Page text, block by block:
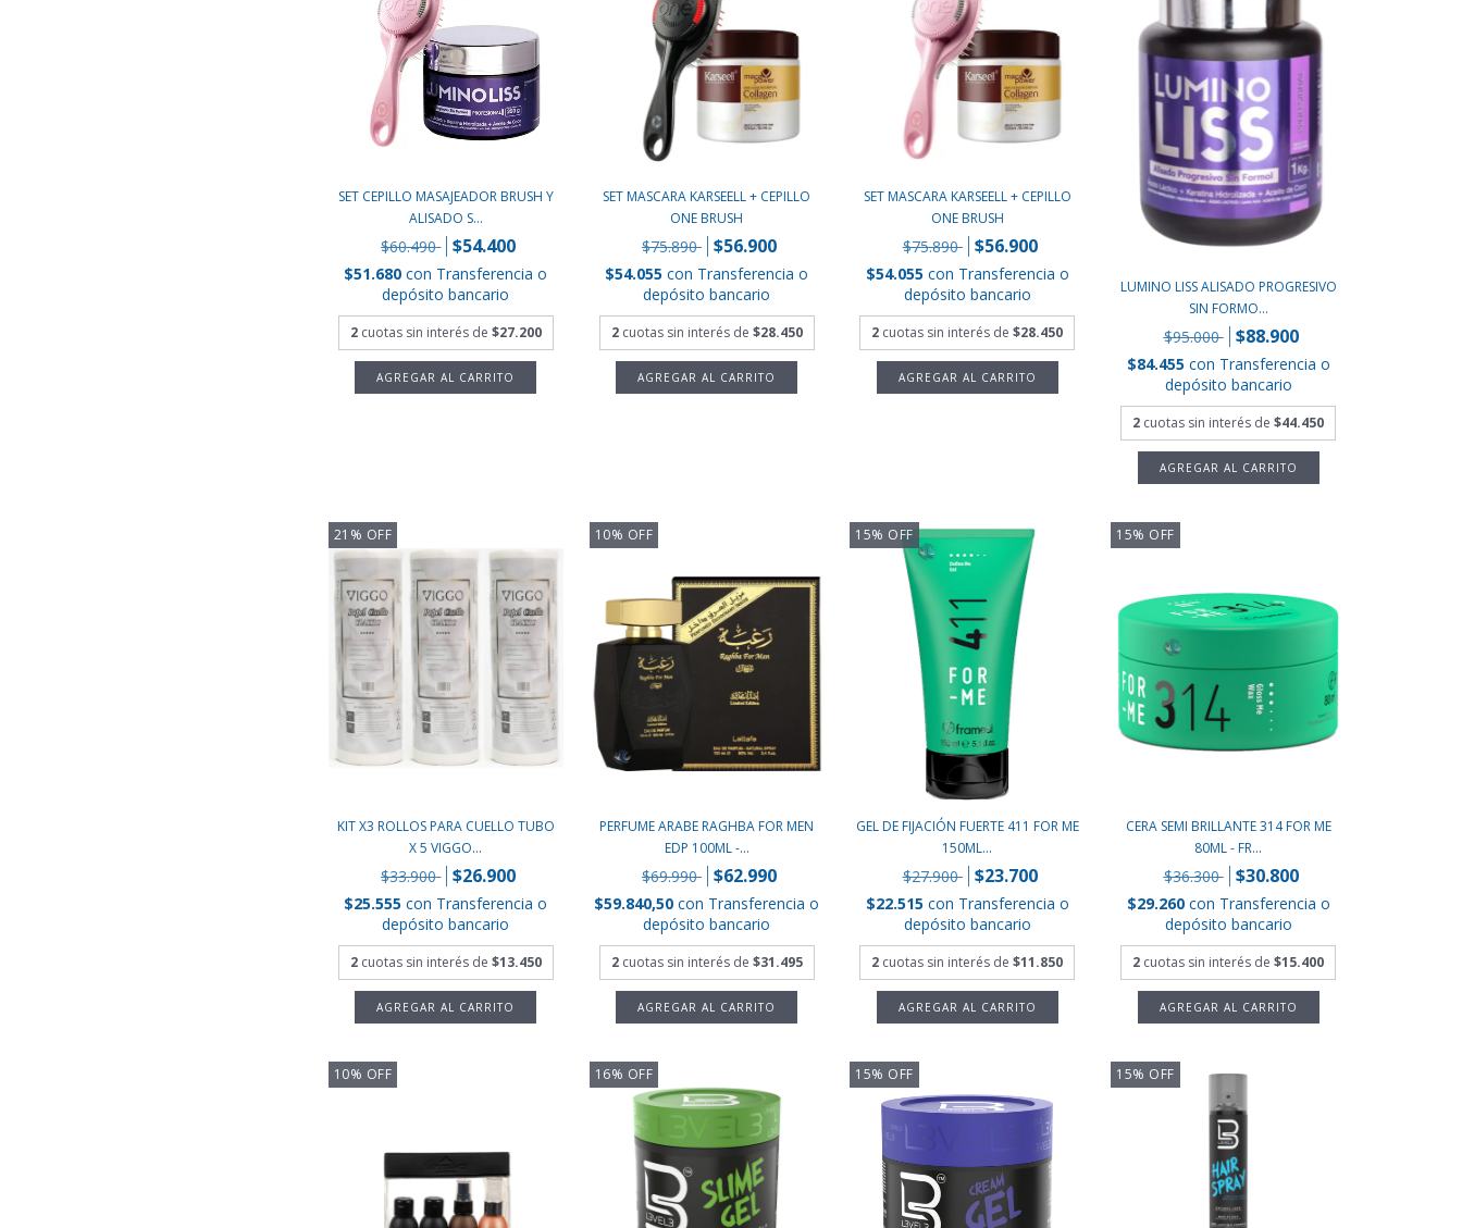
SET CEPILLO MASAJEADOR BRUSH Y
ALISADO S...
$60.490 $54.400
$51.680con Transferencia o
depósito bancario
2 cuotas sin interés de $27.200
SET MASCARA KARSEELL + CEPILLO
ONE BRUSH
$75.890 $56.900
$54.055con Transferencia o
depósito bancario
2 cuotas sin interés de $28.450
SET MASCARA KARSEELL + CEPILLO
ONE BRUSH
$75.890 $56.900
$54.055 con Transferencia o
depósito bancario
2 cuotas sin interés de$28.450
LUMINO LISS ALISADO PROGRESIVO
SIN FORMO...
$95.000 $88.900
$84.455 con Transferencia o
depósito bancario
2 cuotas sin interés de$44.450
21 % OFF
KIT X3 ROLLOS PARA CUELLO TUBO
X 5 VIGGO...
$33.900 $26.900
$25.555con Transferencia o
depósito bancario
2 cuotas sin interés de $13.450
10% OFF
PERFUME ARABE RAGHBA FOR MEN
EDP 100ML -...
$69.990 $62.990
$59.840,50con Transferencia o
depósito bancario
2 cuotas sin interés de $31.495
15% OFF
GEL DE FIJACIÓN FUERTE 411 FOR ME
150ML...
$27.900 $23.700
$22.515 con Transferencia o
depósito bancario
2 cuotas sin interés de$11.850
15% OFF
CERA SEMI BRILLANTE 314 FOR ME
80ML - FR...
$36.300 $30.800
$29.260 con Transferencia o
depósito bancario
2 cuotas sin interés de$15.400
10% OFF 16% OFF 15% OFF 15% OFF